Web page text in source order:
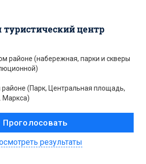
туристический центр
районе (набережная, парки и скверы
(Парк, Центральная площадь,
Маркса)
результаты